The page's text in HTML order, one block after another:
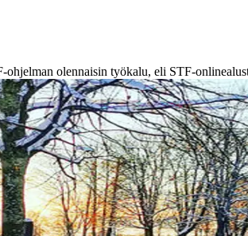
olennaisin työkalu, eli STF-